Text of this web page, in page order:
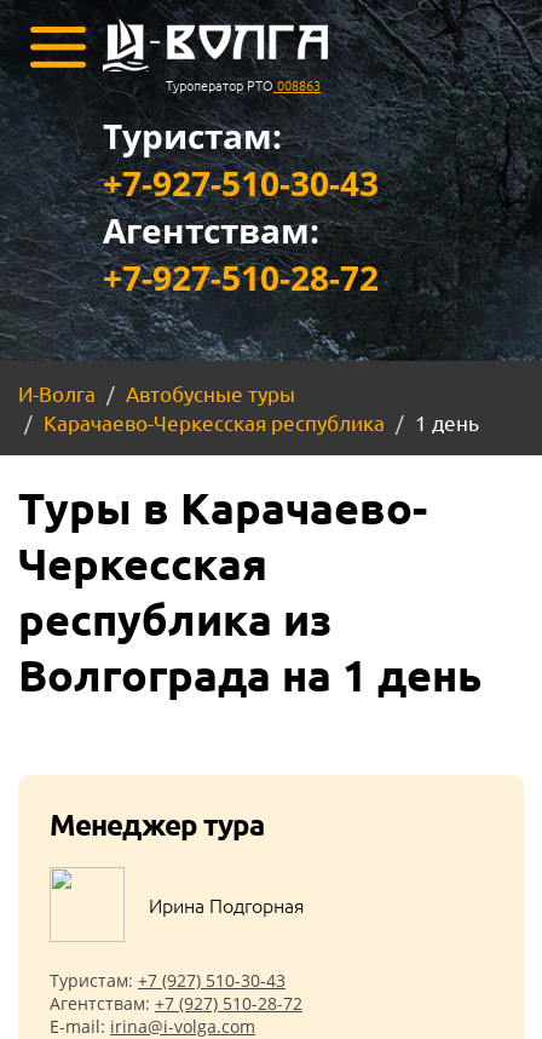
Туроператор РТО 008863
Туристам:
+7-927-510-30-43
Агентствам:
+7-927-510-28-72
И-Волга
Автобусные туры
Карачаево-Черкесская республика
1 день
Туры в Карачаево-
Черкесская
республика из
Волгограда на 1 день
Менеджер тура
Ирина Подгорная
Туристам: +7 (927) 510-30-43
Агентствам: +7 (927) 510-28-72
E-mail: irina@i-volga.com